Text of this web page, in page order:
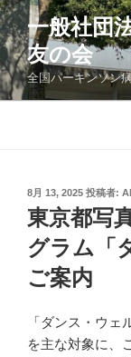
コ
ン
テ
ン
ツ
一般社団
友の会
全国パーキンソン
投
稿
日:
8月 13, 2025 投稿者:
東京都写
グラム「
ご案内
「ダンス・ウ
を主な対象に、